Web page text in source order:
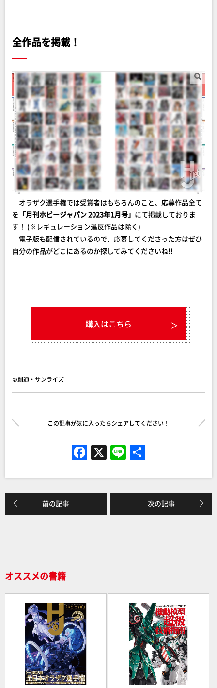
全作品を掲載！
オラザク選手権では受賞者はもちろんのこと、応募作品全て
を 「月刊ホビージャパン 2023年1月号」 にて掲載しておりま
す！ (※レギュレーション違反作品は除く)
電子版も配信されているので、応募してくださった方はぜひ
自分の作品がどこにあるのか探してみてくださいね!!
購入はこちら
©創通・サンライズ
この記事が気に入ったらシェアしてください！
F
a
c
e
b
X Li
n
e
前の記事 次の記事
オススメの書籍